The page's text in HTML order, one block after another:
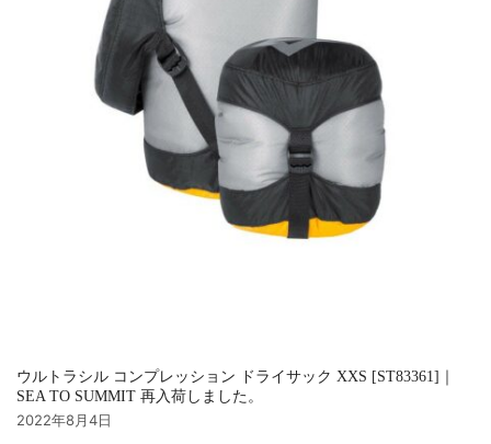
ウルトラシル コンプレッション ドライサック XXS [ST83361]｜
SEA TO SUMMIT 再入荷しました。
2022年8月4日